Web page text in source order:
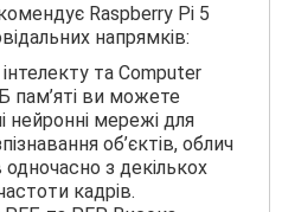
Raspberry Pi 5
напрямків:
та Computer
пам’яті ви можете
нейронні мережі для
об’єктів, облич
з декількох
кадрів.